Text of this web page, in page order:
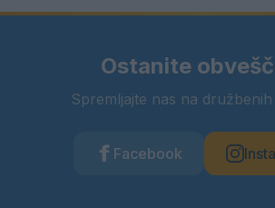
Ostanite
Spremljajte nas na
Facebook